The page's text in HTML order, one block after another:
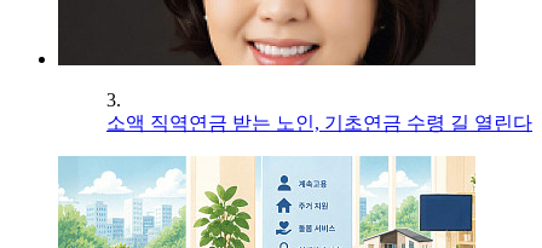
3.
소액 직역연금 받는 노인, 기초연금 수령 길 열린다